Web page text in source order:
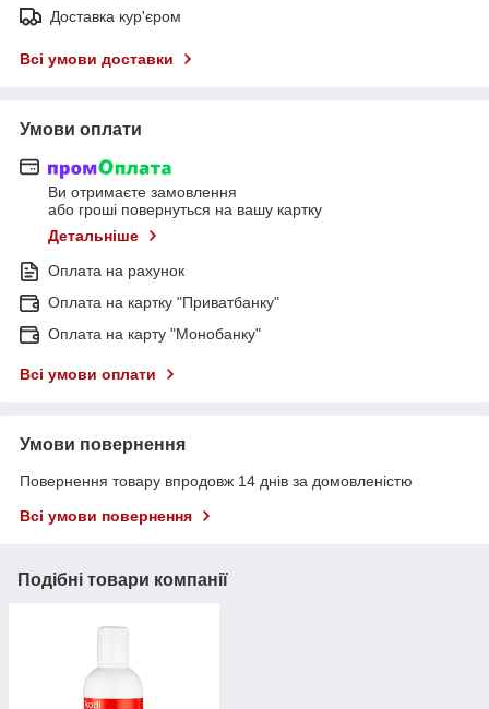
Доставка кур'єром
Всі умови доставки
Умови оплати
Ви отримаєте замовлення
або гроші повернуться на вашу картку
Детальніше
Оплата на рахунок
Оплата на картку "Приватбанку"
Оплата на карту "Монобанку"
Всі умови оплати
Умови повернення
Повернення товару впродовж 14 днів за домовленістю
Всі умови повернення
Подібні товари компанії